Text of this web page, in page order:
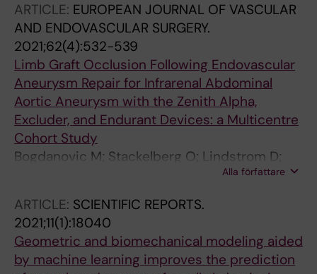
ARTICLE: EUROPEAN JOURNAL OF VASCULAR
AND ENDOVASCULAR SURGERY.
2021;62(4):532-539
Limb Graft Occlusion Following Endovascular
Aneurysm Repair for Infrarenal Abdominal
Aortic Aneurysm with the Zenith Alpha,
Excluder, and Endurant Devices: a Multicentre
Cohort Study
Bogdanovic M; Stackelberg O; Lindstrom D;
Ersryd S; Andersson M; Roos H; Siika A;Alla författare
ARTICLE: SCIENTIFIC REPORTS.
2021;11(1):18040
Geometric and biomechanical modeling aided
by machine learning improves the prediction